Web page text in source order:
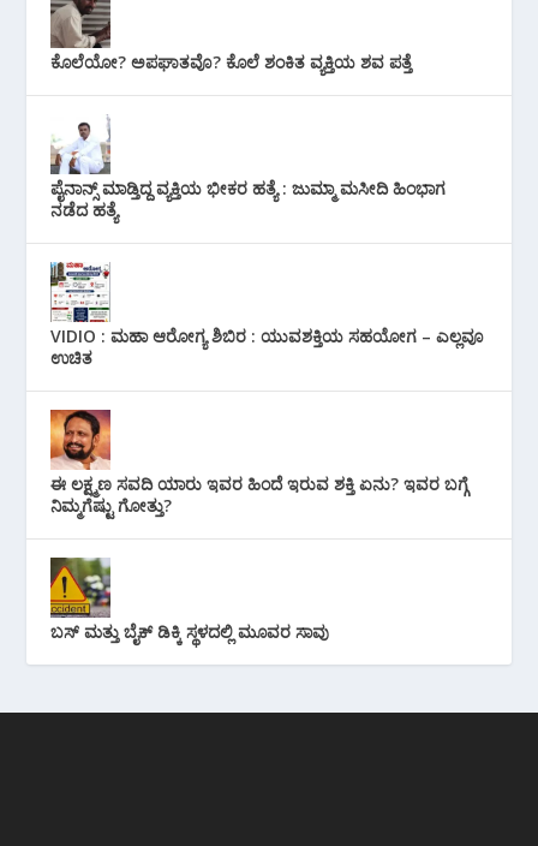
ಕೊಲೆಯೋ? ಅಪಘಾತವೊ? ಕೊಲೆ ಶಂಕಿತ ವ್ಯಕ್ತಿಯ ಶವ ಪತ್ತೆ
ಪೈನಾನ್ಸ್ ಮಾಡ್ತಿದ್ದ ವ್ಯಕ್ತಿಯ ಭೀಕರ‌ ಹತ್ಯೆ : ಜುಮ್ಮಾ ಮಸೀದಿ ಹಿಂಭಾಗ
ನಡೆದ ಹತ್ಯೆ
VIDIO : ಮಹಾ ಆರೋಗ್ಯ ಶಿಬಿರ : ಯುವಶಕ್ತಿಯ ಸಹಯೋಗ – ಎಲ್ಲವೂ
ಉಚಿತ
ಈ ಲಕ್ಷ್ಮಣ ಸವದಿ ಯಾರು ಇವರ ಹಿಂದೆ ಇರುವ ಶಕ್ತಿ ಏನು? ಇವರ ಬಗ್ಗೆ
ನಿಮ್ಮಗೆಷ್ಟು ಗೋತ್ತು?
ಬಸ್ ಮತ್ತು ಬೈಕ್ ಡಿಕ್ಕಿ ಸ್ಥಳದಲ್ಲಿ ಮೂವರ ಸಾವು